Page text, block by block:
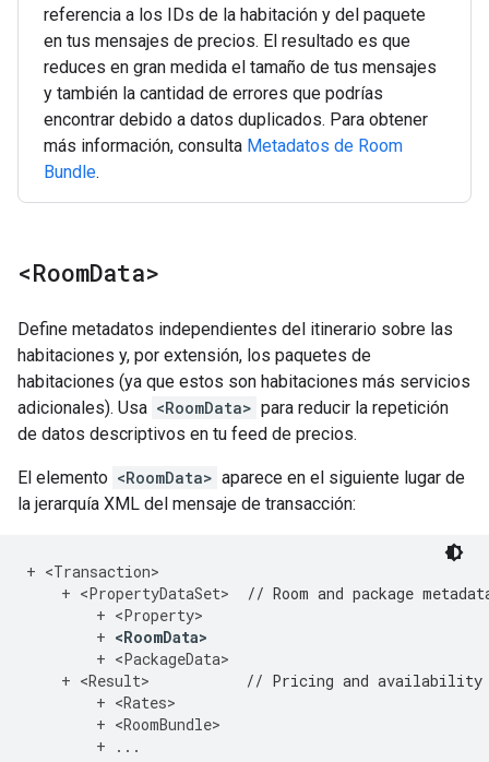
referencia a los IDs de la habitación y del paquete
en tus mensajes de precios. El resultado es que
reduces en gran medida el tamaño de tus mensajes
y también la cantidad de errores que podrías
encontrar debido a datos duplicados. Para obtener
más información, consulta Metadatos de Room
Bundle.
<RoomData>
Define metadatos independientes del itinerario sobre las
habitaciones y, por extensión, los paquetes de
habitaciones (ya que estos son habitaciones más servicios
adicionales). Usa <RoomData> para reducir la repetición
de datos descriptivos en tu feed de precios.
El elemento <RoomData> aparece en el siguiente lugar de
la jerarquía XML del mensaje de transacción:
+ <Transaction>
+ <PropertyDataSet>
// Room and package
+ <Property>
+ <RoomData>
+ <PackageData>
+ <Result>
// Pricing and availability
+ <Rates>
+ <RoomBundle>
+
...